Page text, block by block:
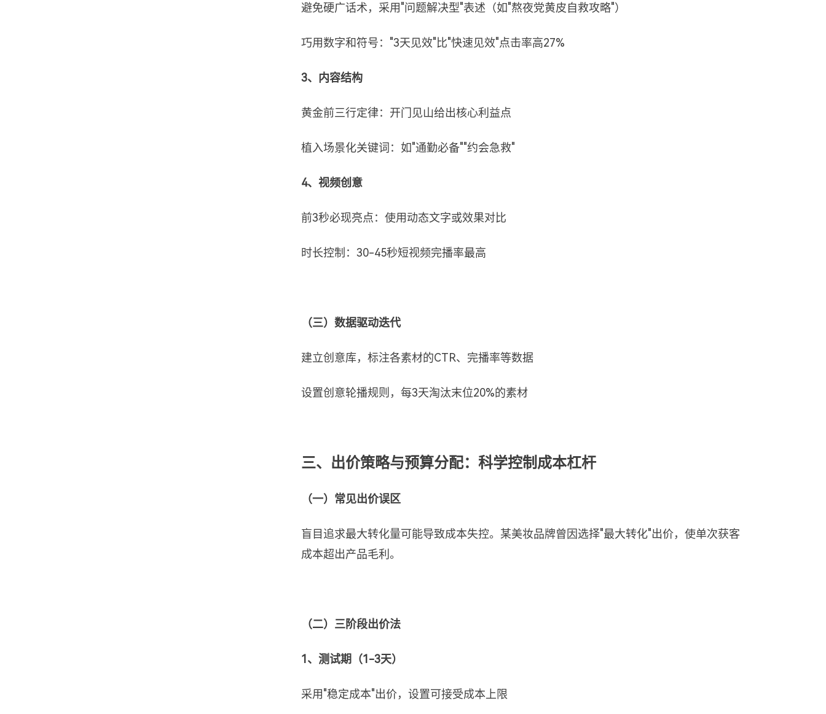
避免硬广话术，采用"问题解决型"表述（如"熬夜党黄皮自救攻略"）
巧用数字和符号："3天见效"比"快速见效"点击率高27%
3、内容结构
黄金前三行定律：开门见山给出核心利益点
植入场景化关键词：如"通勤必备""约会急救"
4、视频创意
前3秒必现亮点：使用动态文字或效果对比
时长控制：30-45秒短视频完播率最高
（三）数据驱动迭代
建立创意库，标注各素材的CTR、完播率等数据
设置创意轮播规则，每3天淘汰末位20%的素材
三、出价策略与预算分配：科学控制成本杠杆
（一）常见出价误区
盲目追求最大转化量可能导致成本失控。某美妆品牌曾因选择"最大转化"出价，使单次获客
成本超出产品毛利。
（二）三阶段出价法
1、测试期（1-3天）
采用"稳定成本"出价，设置可接受成本上限